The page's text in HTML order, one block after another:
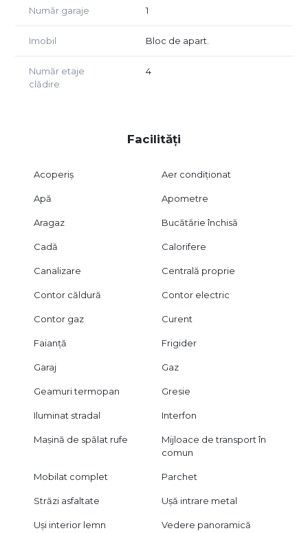
Număr garaje 1
Imobil Bloc de apart.
Număr etaje
clădire
4
Facilități
Acoperiș Aer condiționat
Apă Apometre
Aragaz Bucătărie închisă
Cadă Calorifere
Canalizare Centrală proprie
Contor căldură Contor electric
Contor gaz Curent
Faianță Frigider
Garaj Gaz
Geamuri termopan Gresie
Iluminat stradal Interfon
Mașină de spălat rufe
Mijloace de transport în
comun
Mobilat complet Parchet
Străzi asfaltate Ușă intrare metal
Uși interior lemn Vedere panoramică